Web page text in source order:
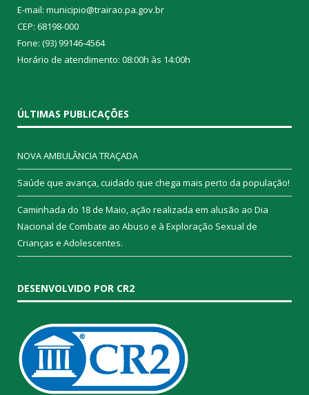
E-mail: municipio@trairao.pa.gov.br
CEP: 68198-000
Fone: (93) 99146-4564
Horário de atendimento: 08:00h às 14:00h
ÚLTIMAS PUBLICAÇÕES
NOVA AMBULÂNCIA TRAÇADA
Saúde que avança, cuidado que chega mais perto da população!
Caminhada do 18 de Maio, ação realizada em alusão ao Dia
Nacional de Combate ao Abuso e à Exploração Sexual de
Crianças e Adolescentes.
DESENVOLVIDO POR CR2